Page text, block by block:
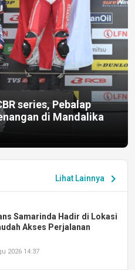
series, Pebalap
di Mandalika
Lihat Lainnya chevron_right
Samarinda Hadir di Lokasi
Akses Perjalanan
2026 14:37